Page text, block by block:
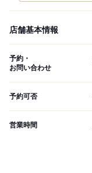
店舗基本情報
予約・
お問い合わせ
予約可否
営業時間